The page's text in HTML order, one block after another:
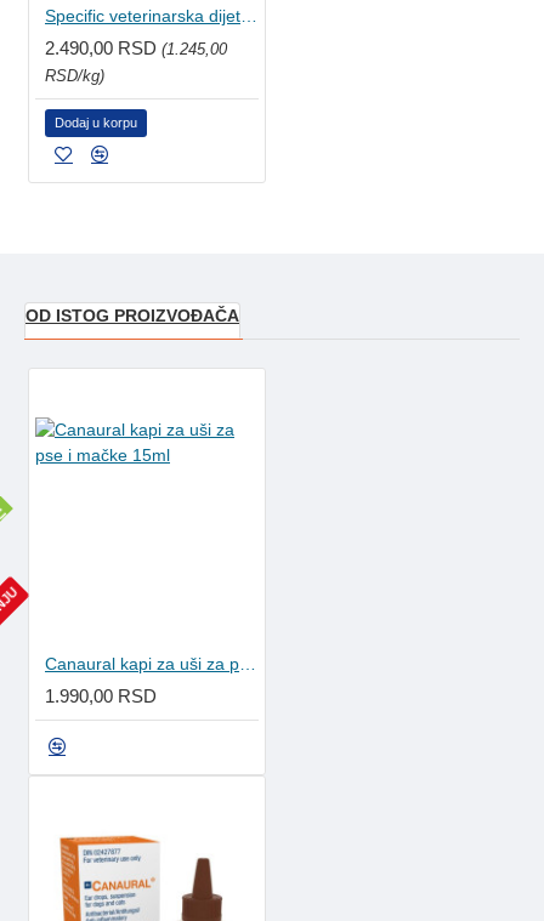
2.490,00 RSD (1.245,00
RSD/kg)
Dodaj u korpu
OD ISTOG PROIZVOĐAČA
1.990,00 RSD